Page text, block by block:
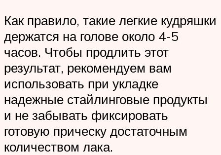
Как правило, такие легкие кудряшки
держатся на голове около 4-5
часов. Чтобы продлить этот
результат, рекомендуем вам
использовать при укладке
надежные стайлинговые продукты
и не забывать фиксировать
готовую прическу достаточным
количеством лака.